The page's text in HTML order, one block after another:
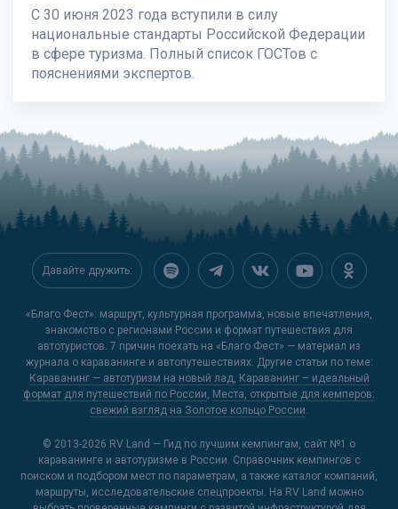
С 30 июня 2023 года вступили в силу
национальные стандарты Российской Федерации
в сфере туризма. Полный список ГОСТов с
пояснениями экспертов.
Давайте дружить:
«Благо Фест»: маршрут, культурная программа, новые впечатления,
знакомство с регионами России и формат путешествия для
автотуристов. 7 причин поехать на «Благо Фест» — материал из
журнала о караванинге и автопутешествиях. Другие статьи по теме:
Караванинг — автотуризм на новый лад, Караванинг – идеальный
формат для путешествий по России, Места, открытые для кемперов:
свежий взгляд на Золотое кольцо России.
© 2013-2026 RV Land — Гид по лучшим кемпингам, сайт №1 о
караванинге и автотуризме в России. Справочник кемпингов с
поиском и подбором мест по параметрам, а также каталог компаний,
маршруты, исследовательские спецпроекты. На RV Land можно